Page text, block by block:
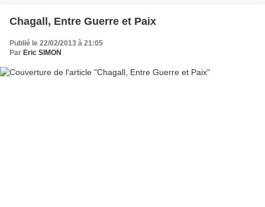
Chagall, Entre Guerre et Paix
Publié le 22/02/2013 à 21:05
Par Eric SIMON